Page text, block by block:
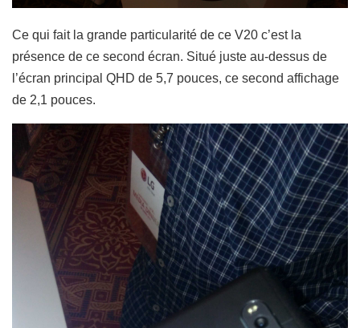
Ce qui fait la grande particularité de ce V20 c’est la
présence de ce second écran. Situé juste au-dessus de
l’écran principal QHD de 5,7 pouces, ce second affichage
de 2,1 pouces.